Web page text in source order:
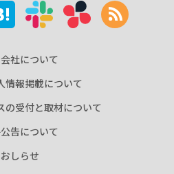
社について
情報掲載について
の受付と取材について
告について
おしらせ